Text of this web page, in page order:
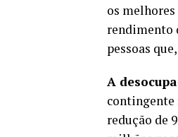
os
rendimento
pessoas
A
contingente
redução de